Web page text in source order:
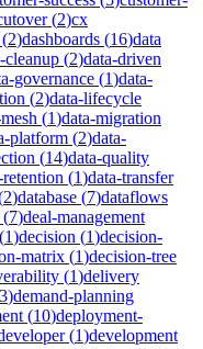
(2)cx
(2)dashboards (16)data
cleanup (2)data-driven
governance (1)data-
(2)data-lifecycle
(1)data-migration
platform (2)data-
(14)data-quality
retention (1)data-transfer
2)database (7)dataflows
(7)deal-management
(1)decision (1)decision-
matrix (1)decision-tree
(1)delivery
3)demand-planning
(10)deployment-
(1)development